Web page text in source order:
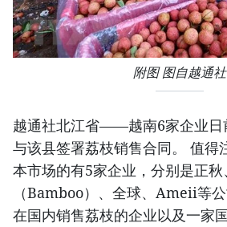
附图 图自越通社
越通社北江省——越南6家企业日
与该县签署荔枝销售合同。 值得
本市场的有5家企业，分别是正
（Bamboo）、全球、Ameii等
在国内销售荔枝的企业以及一家